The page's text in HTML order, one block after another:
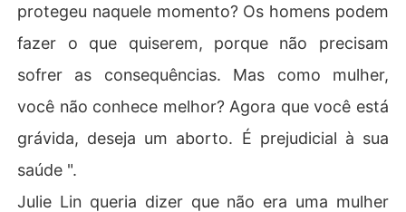
protegeu naquele momento? Os homens podem
fazer o que quiserem, porque não precisam
sofrer as consequências. Mas como mulher,
você não conhece melhor? Agora que você está
grávida, deseja um aborto. É prejudicial à sua
saúde ".
Julie Lin queria dizer que não era uma mulher